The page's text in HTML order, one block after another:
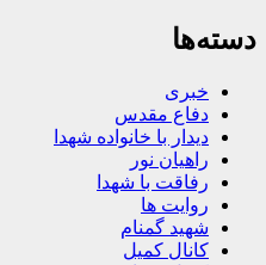
دسته‌ها
خبری
دفاع مقدس
دیدار با خانواده شهدا
راهیان نور
رفاقت با شهدا
روایت ها
شهید گمنام
کانال کمیل